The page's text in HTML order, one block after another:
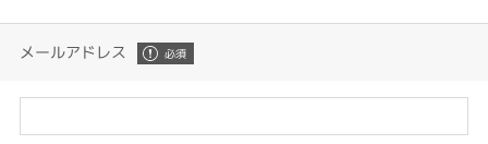
メールアドレス